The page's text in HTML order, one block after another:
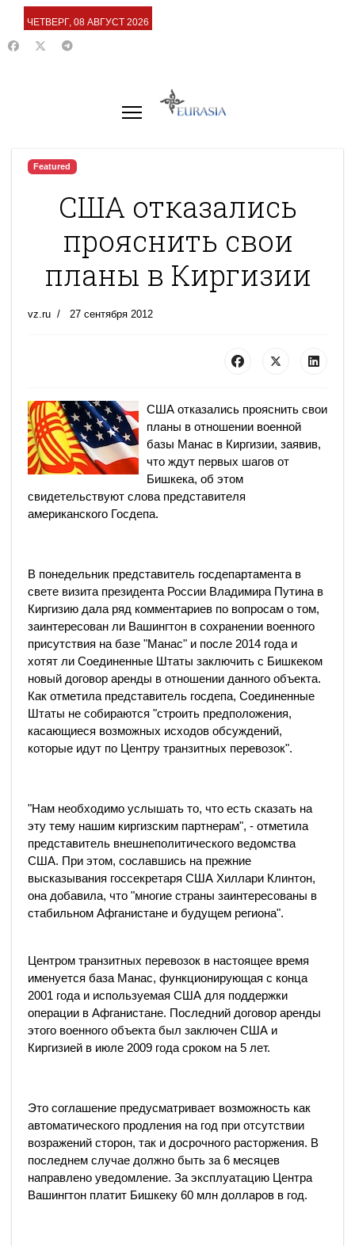
ЧЕТВЕРГ, 08 АВГУСТ 2026
Featured
США отказались
прояснить свои
планы в Киргизии
vz.ru 27 сентября 2012
США отказались прояснить свои
планы в отношении военной
базы Манас в Киргизии, заявив,
что ждут первых шагов от
Бишкека, об этом
свидетельствуют слова представителя
американского Госдепа.
В понедельник представитель госдепартамента в
свете визита президента России Владимира Путина в
Киргизию дала ряд комментариев по вопросам о том,
заинтересован ли Вашингтон в сохранении военного
присутствия на базе "Манас" и после 2014 года и
хотят ли Соединенные Штаты заключить с Бишкеком
новый договор аренды в отношении данного объекта.
Как отметила представитель госдепа, Соединенные
Штаты не собираются "строить предположения,
касающиеся возможных исходов обсуждений,
которые идут по Центру транзитных перевозок".
"Нам необходимо услышать то, что есть сказать на
эту тему нашим киргизским партнерам", - отметила
представитель внешнеполитического ведомства
США. При этом, сославшись на прежние
высказывания госсекретаря США Хиллари Клинтон,
она добавила, что "многие страны заинтересованы в
стабильном Афганистане и будущем региона".
Центром транзитных перевозок в настоящее время
именуется база Манас, функционирующая с конца
2001 года и используемая США для поддержки
операции в Афганистане. Последний договор аренды
этого военного объекта был заключен США и
Киргизией в июле 2009 года сроком на 5 лет.
Это соглашение предусматривает возможность как
автоматического продления на год при отсутствии
возражений сторон, так и досрочного расторжения. В
последнем случае должно быть за 6 месяцев
направлено уведомление. За эксплуатацию Центра
Вашингтон платит Бишкеку 60 млн долларов в год.